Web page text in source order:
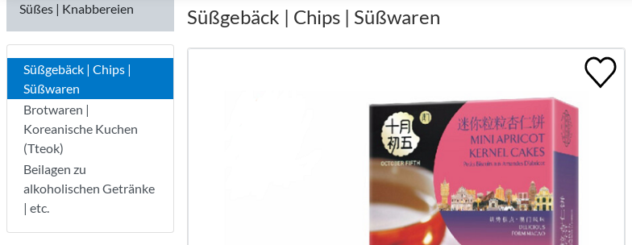
Süßes | Knabbereien
Süßgebäck | Chips |
Süßwaren
Brotwaren |
Koreanische Kuchen
(Tteok)
Beilagen zu
alkoholischen Getränke
| etc.
Süßgebäck | Chips | Süßwaren